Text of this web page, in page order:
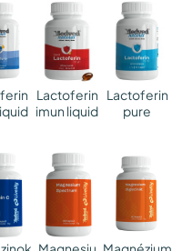
Lactoferin
imun liquid
Lactoferin
pure